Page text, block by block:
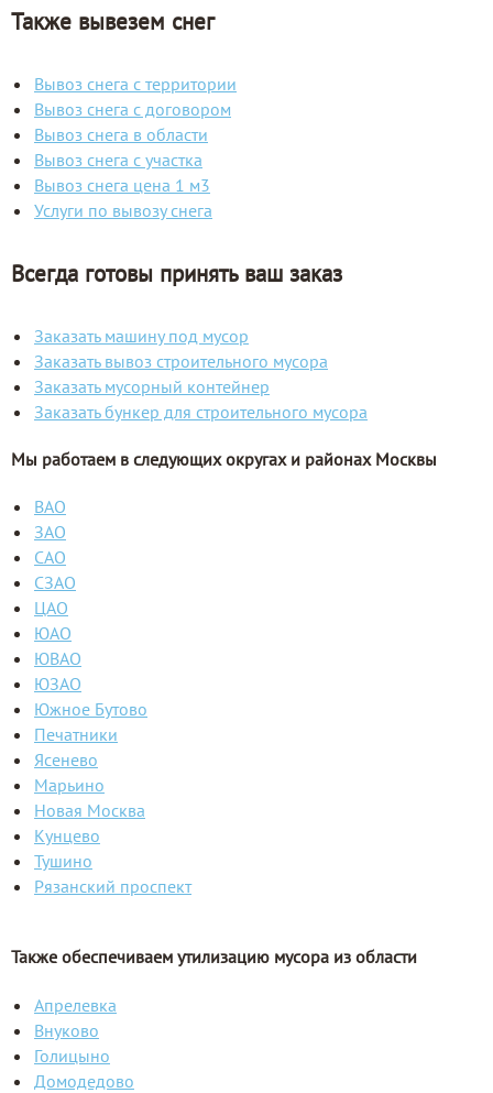
Также вывезем снег
Вывоз снега с территории
Вывоз снега с договором
Вывоз снега в области
Вывоз снега с участка
Вывоз снега цена 1 м3
Услуги по вывозу снега
Всегда готовы принять ваш заказ
Заказать машину под мусор
Заказать вывоз строительного мусора
Заказать мусорный контейнер
Заказать бункер для строительного мусора
Мы работаем в следующих округах и районах Москвы
ВАО
ЗАО
САО
СЗАО
ЦАО
ЮАО
ЮВАО
ЮЗАО
Южное Бутово
Печатники
Ясенево
Марьино
Новая Москва
Кунцево
Тушино
Рязанский проспект
Также обеспечиваем утилизацию мусора из области
Апрелевка
Внуково
Голицыно
Домодедово